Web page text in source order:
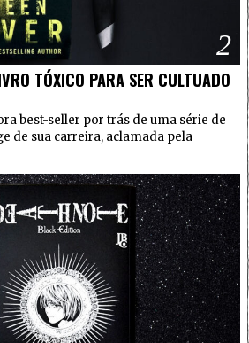
2
TÓXICO PARA SER CULTUADO
best-seller por trás de uma série de
de sua carreira, aclamada pela